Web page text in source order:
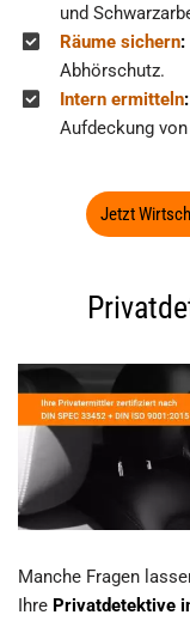
und
Räume sichern:
Abhörschutz.
Intern ermitteln:
Aufdeckung
Jetzt
Manche Fragen
Ihre Privatdetektive